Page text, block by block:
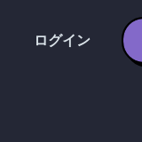
ログイン